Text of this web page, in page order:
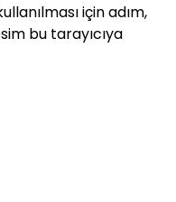
için adım,
bu tarayıcıya